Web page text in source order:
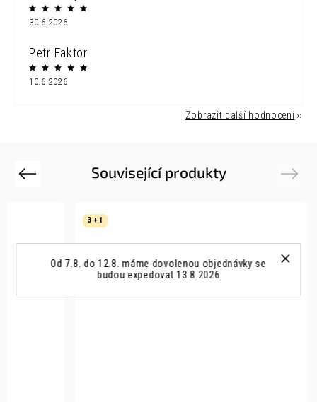
Od 7.8. do 12.8. máme dovolenou objednávky se
budou expedovat 13.8.2026
30.6.2026
Petr Faktor
10.6.2026
Zobrazit další hodnocení
Související produkty
Previous
3 + 1
Next